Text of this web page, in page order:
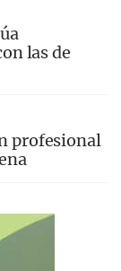
las de
profesional